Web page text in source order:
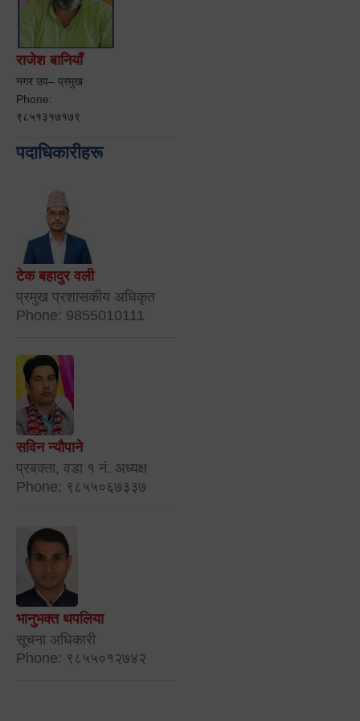
राजेश बानियाँ
नगर उप– प्रमुख
Phone:
९८५१३१७१७९
पदाधिकारीहरू
टेक बहादुर वली
प्रमुख प्रशासकीय अधिकृत
Phone: 9855010111
सविन न्यौपाने
प्रबक्ता, वडा १ नं. अध्यक्ष
Phone: ९८५५०६७३३७
भानुभक्त थपलिया
सूचना अधिकारी
Phone: ९८५५०१२७४२